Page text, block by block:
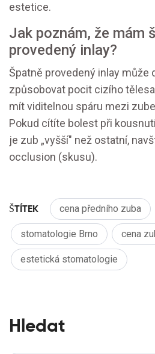
estetice.
Jak poznám, že mám
provedený inlay?
Špatně provedený inlay může
způsobovat pocit cizího
mít viditelnou spáru mezi
Pokud cítíte bolest při
je zub „vyšší" než ostatní,
occlusion (skusu).
ŠTÍTEK cena předního zuba
stomatologie Brno cena
estetická stomatologie
Hledat